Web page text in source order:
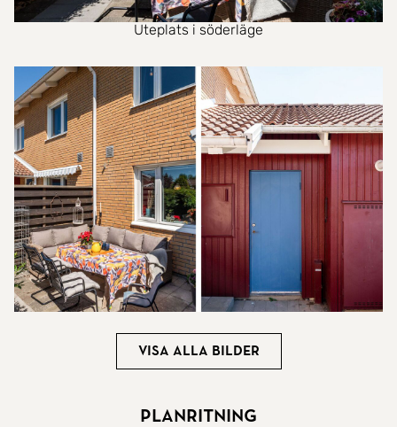
Uteplats i söderläge
Visa alla bilder
Planritning